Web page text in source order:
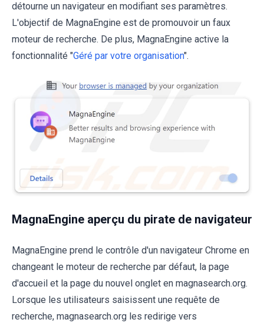
détourne un navigateur en modifiant ses paramètres.
L'objectif de MagnaEngine est de promouvoir un faux
moteur de recherche. De plus, MagnaEngine active la
fonctionnalité "Géré par votre organisation".
MagnaEngine aperçu du pirate de navigateur
MagnaEngine prend le contrôle d'un navigateur Chrome en
changeant le moteur de recherche par défaut, la page
d'accueil et la page du nouvel onglet en magnasearch.org.
Lorsque les utilisateurs saisissent une requête de
recherche, magnasearch.org les redirige vers